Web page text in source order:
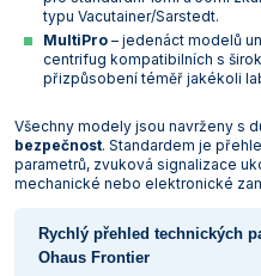
typu Vacutainer/Sarstedt.
MultiPro – jedenáct modelů
centrifug kompatibilních s
přizpůsobení téměř jakékoli
Všechny modely jsou navrženy s
bezpečnost. Standardem je
parametrů, zvuková signalizace
mechanické nebo elektronické
Rychlý přehled technických
Ohaus Frontier
Vlastnosti skla a
Zkumavky
Zátky a uzávěry
Zkumavky a stojany
Teploměry, vlhkoměry
měření prostředí
Titrátory
Turbidimetry (měření
Váhy
Vlhkostní analyzátory